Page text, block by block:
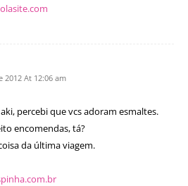
2012 At 12:06 am
percebi que vcs adoram esmaltes.
encomendas, tá?
da última viagem.